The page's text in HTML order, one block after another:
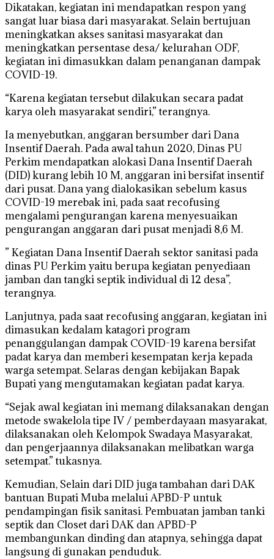
Dikatakan, kegiatan ini mendapatkan respon yang
sangat luar biasa dari masyarakat. Selain bertujuan
meningkatkan akses sanitasi masyarakat dan
meningkatkan persentase desa/ kelurahan ODF,
kegiatan ini dimasukkan dalam penanganan dampak
COVID-19.
“Karena kegiatan tersebut dilakukan secara padat
karya oleh masyarakat sendiri,” terangnya.
Ia menyebutkan, anggaran bersumber dari Dana
Insentif Daerah. Pada awal tahun 2020, Dinas PU
Perkim mendapatkan alokasi Dana Insentif Daerah
(DID) kurang lebih 10 M, anggaran ini bersifat insentif
dari pusat. Dana yang dialokasikan sebelum kasus
COVID-19 merebak ini, pada saat recofusing
mengalami pengurangan karena menyesuaikan
pengurangan anggaran dari pusat menjadi 8,6 M.
” Kegiatan Dana Insentif Daerah sektor sanitasi pada
dinas PU Perkim yaitu berupa kegiatan penyediaan
jamban dan tangki septik individual di 12 desa”,
terangnya.
Lanjutnya, pada saat recofusing anggaran, kegiatan ini
dimasukan kedalam katagori program
penanggulangan dampak COVID-19 karena bersifat
padat karya dan memberi kesempatan kerja kepada
warga setempat. Selaras dengan kebijakan Bapak
Bupati yang mengutamakan kegiatan padat karya.
“Sejak awal kegiatan ini memang dilaksanakan dengan
metode swakelola tipe IV / pemberdayaan masyarakat,
dilaksanakan oleh Kelompok Swadaya Masyarakat,
dan pengerjaannya dilaksanakan melibatkan warga
setempat.” tukasnya.
Kemudian, Selain dari DID juga tambahan dari DAK
bantuan Bupati Muba melalui APBD-P untuk
pendampingan fisik sanitasi. Pembuatan jamban tanki
septik dan Closet dari DAK dan APBD-P
membangunkan dinding dan atapnya, sehingga dapat
langsung di gunakan penduduk.